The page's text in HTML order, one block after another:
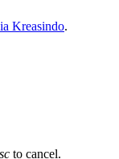
Kreasindo.
to cancel.